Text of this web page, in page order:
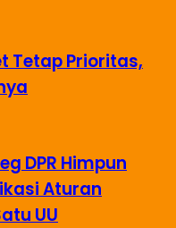
Tetap Prioritas,
DPR Himpun
Aturan
UU